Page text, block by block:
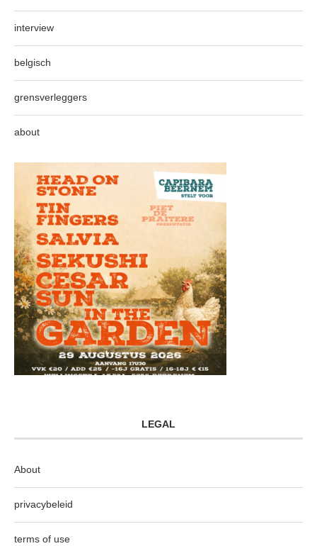
interview
belgisch
grensverleggers
about
LEGAL
About
privacybeleid
terms of use